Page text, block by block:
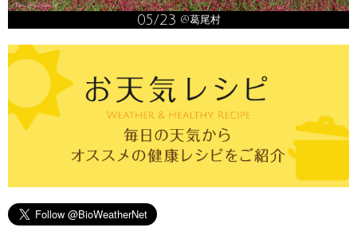
05/23 @葛尾村